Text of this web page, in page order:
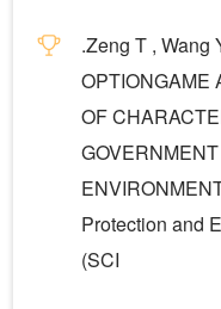
.Zeng T , Wang
OPTIONGAME
OF
Protection and
(SCI